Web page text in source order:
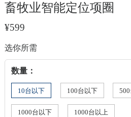
畜牧业智能定位项圈
¥599
选你所需
数量：
10台以下 100台以下
1000台以下 1000台以上